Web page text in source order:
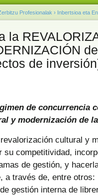
Profesionalak › Inbertsioa eta
la
de
de concurrencia
y modernización de
cultural y
su competitividad,
de gestión, y
a través de, entre
gestión interna de